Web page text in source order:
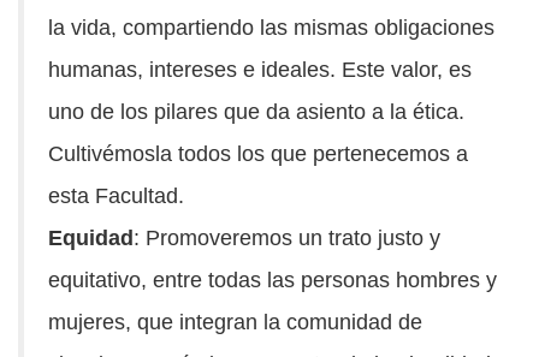
la vida, compartiendo las mismas obligaciones
humanas, intereses e ideales. Este valor, es
uno de los pilares que da asiento a la ética.
Cultivémosla todos los que pertenecemos a
esta Facultad.
Equidad : Promoveremos un trato justo y
equitativo, entre todas las personas hombres y
mujeres, que integran la comunidad de